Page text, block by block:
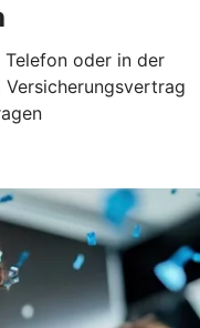
oder in der
Versicherungsvertrag